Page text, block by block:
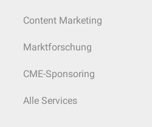
Content Marketing
Marktforschung
CME-Sponsoring
Alle Services